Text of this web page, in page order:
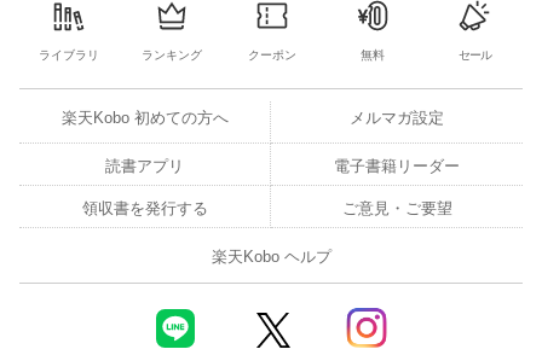
ライブラリ ランキング クーポン 無料 セール
楽天Kobo 初めての方へ メルマガ設定
読書アプリ 電子書籍リーダー
領収書を発行する ご意見・ご要望
楽天Kobo ヘルプ